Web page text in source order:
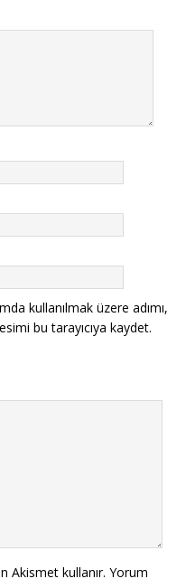
kullanılmak üzere adımı,
bu tarayıcıya kaydet.
Akismet kullanır. Yorum